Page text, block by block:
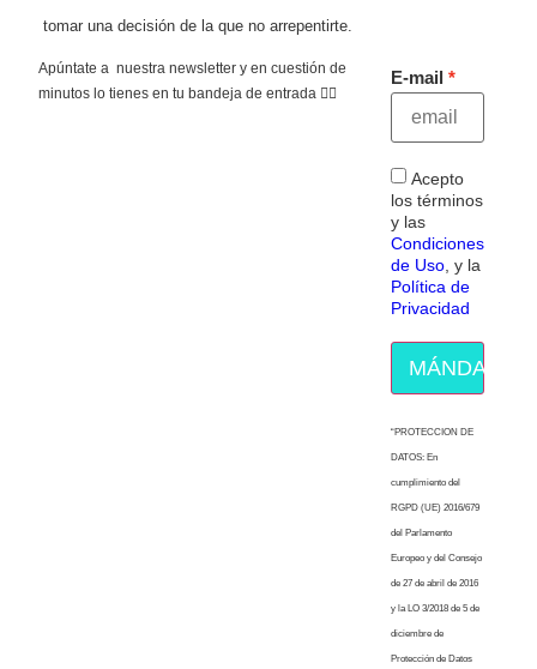
tomar una decisión de la que no arrepentirte.
Apúntate a nuestra newsletter y en cuestión de
minutos lo tienes en tu bandeja de entrada 👇🏻
E-mail
Acepto
los términos
y las
Condiciones
de Uso, y la
Política de
Privacidad
MÁNDAME
“PROTECCION DE
DATOS: En
cumplimiento del
RGPD (UE) 2016/679
del Parlamento
Europeo y del Consejo
de 27 de abril de 2016
y la LO 3/2018 de 5 de
diciembre de
Protección de Datos